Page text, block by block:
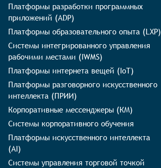
Платформы разработки программных
приложений (ADP)
Платформы образовательного опыта (LXP)
Системы интегрированного управления
рабочими местами (IWMS)
Платформы интернета вещей (IoT)
Платформы разговорного искусственного
интеллекта (ПРИИ)
Корпоративные мессенджеры (КМ)
Системы корпоративного обучения
Платформы искусственного интеллекта
(AI)
Системы управления торговой точкой